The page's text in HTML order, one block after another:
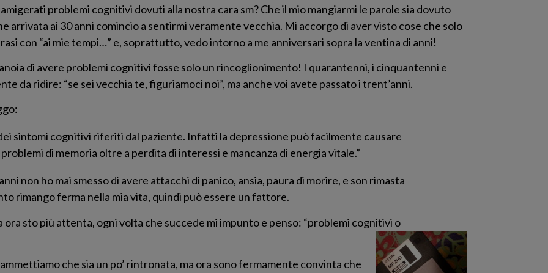
problemi cognitivi dovuti alla nostra cara sm? Che il mio mangiarmi le parole sia dovuto
arrivata ai 30 anni comincio a sentirmi veramente vecchia. Mi accorgo di aver visto cose che solo
con “ai mie tempi…” e, soprattutto, vedo intorno a me anniversari sopra la ventina di anni!
di avere problemi cognitivi fosse solo un rincoglionimento! I quarantenni, i cinquantenni e
da ridire: “se sei vecchia te, figuriamoci noi”, ma anche voi avete passato i trent’anni.
sintomi cognitivi riferiti dal paziente. Infatti la depressione può facilmente causare
di memoria oltre a perdita di interessi e mancanza di energia vitale.”
non ho mai smesso di avere attacchi di panico, ansia, paura di morire, e son rimasta
rimango ferma nella mia vita, quindi può essere un fattore.
ora sto più attenta, ogni volta che succede mi impunto e penso: “problemi cognitivi o
che sia un po’ rintronata, ma ora sono fermamente convinta che